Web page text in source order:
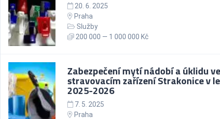
20. 6. 2025
Praha
Služby
200 000 — 1 000 000 Kč
Zabezpečení mytí nádobí a úklidu ve
stravovacím zařízení Strakonice v
2025-2026
7. 5. 2025
Praha